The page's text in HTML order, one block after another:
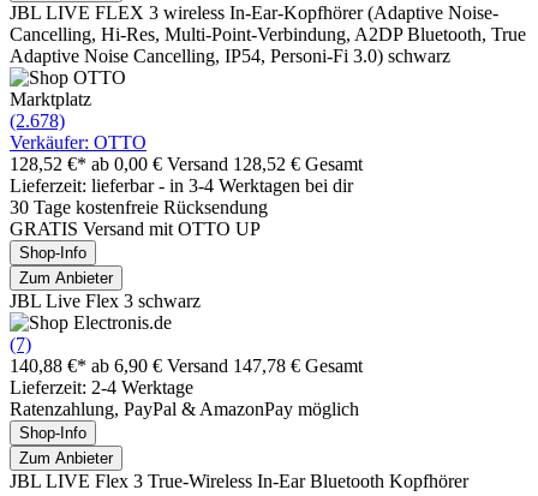
JBL LIVE FLEX 3 wireless In-Ear-Kopfhörer (Adaptive Noise-
Cancelling, Hi-Res, Multi-Point-Verbindung, A2DP Bluetooth, True
Adaptive Noise Cancelling, IP54, Personi-Fi 3.0) schwarz
Marktplatz
(2.678)
Verkäufer: OTTO
128,52 €* ab 0,00 € Versand 128,52 € Gesamt
Lieferzeit: lieferbar - in 3-4 Werktagen bei dir
30 Tage kostenfreie Rücksendung
GRATIS Versand mit OTTO UP
Shop-Info
Zum Anbieter
JBL Live Flex 3 schwarz
(7)
140,88 €* ab 6,90 € Versand 147,78 € Gesamt
Lieferzeit: 2-4 Werktage
Ratenzahlung, PayPal & AmazonPay möglich
Shop-Info
Zum Anbieter
JBL LIVE Flex 3 True-Wireless In-Ear Bluetooth Kopfhörer